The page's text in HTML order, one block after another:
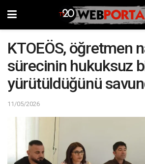
KTOEÖS, öğretmen
sürecinin hukuksuz
yürütüldüğünü
11/05/2026